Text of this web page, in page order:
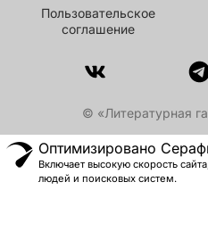
Пользовательское
соглашение
© «Литературная
Оптимизировано
Включает высокую скорость
людей и поисковых систем.